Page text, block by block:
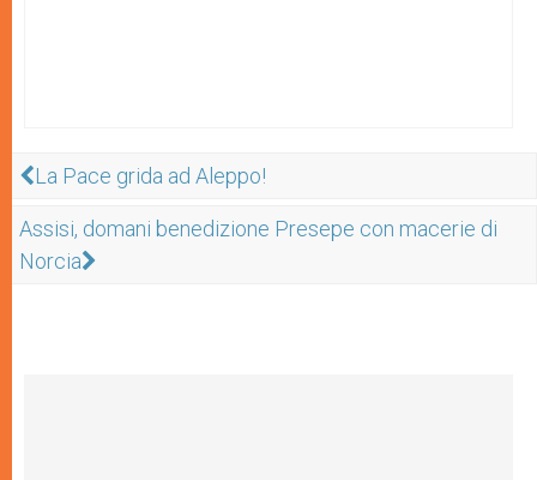
La Pace grida ad Aleppo!
Assisi, domani benedizione Presepe con macerie di
Norcia